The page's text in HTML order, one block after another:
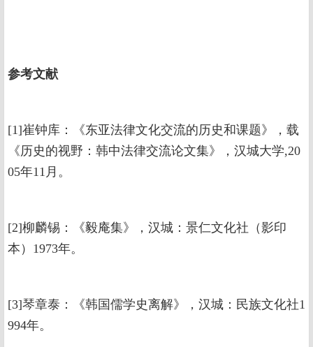
参考文献
[1]崔钟库：《东亚法律文化交流的历史和课题》，载
《历史的视野：韩中法律交流论文集》，汉城大学,20
05年11月。
[2]柳麟锡：《毅庵集》，汉城：景仁文化社（影印
本）1973年。
[3]琴章泰：《韩国儒学史离解》，汉城：民族文化社1
994年。